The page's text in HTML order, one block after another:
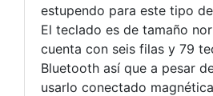
estupendo para este tipo
El teclado es de tamaño
cuenta con seis filas y 79
Bluetooth así que a pesar
usarlo conectado